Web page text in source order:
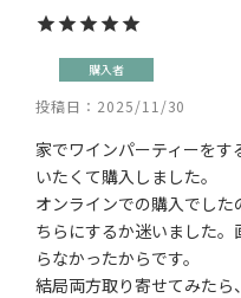
購入者
投稿日 2025/11/30
家でワインパーティーをす
いたくて購入しました。
オンラインでの購入でし
ちらにするか迷いました
らなかったからです。
結局両方取り寄せてみた